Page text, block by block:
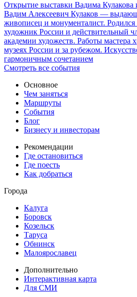
Открытие выставки Вадима
Вадим Алексеевич Кулаков —
живописец и монументалист.
художник России и действительный
академии художеств. Работы мастера
музеях России и за рубежом.
гармоничным сочетанием
Смотреть все события
Основное
Чем заняться
Маршруты
События
Блог
Бизнесу и инвесторам
Рекомендации
Где остановиться
Где поесть
Как добраться
Города
Калуга
Боровск
Козельск
Таруса
Обнинск
Малоярославец
Дополнительно
Интерактивная карта
Для СМИ